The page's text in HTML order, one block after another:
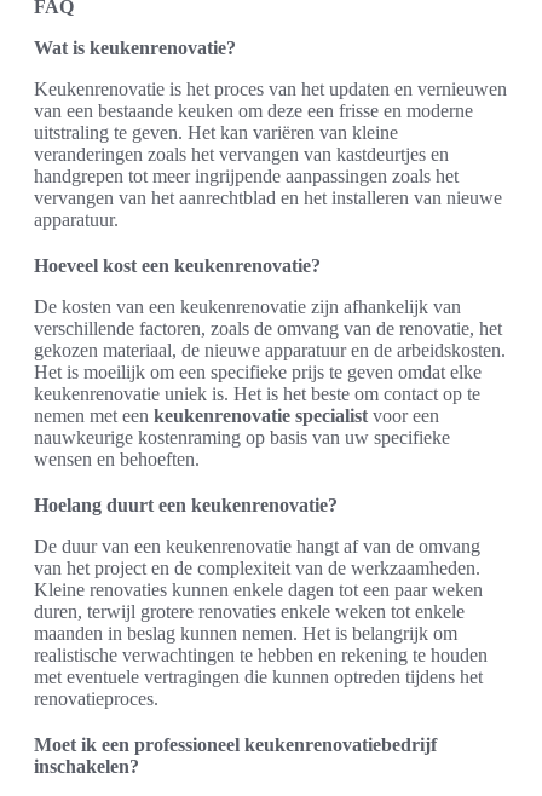
FAQ
Wat is keukenrenovatie?
Keukenrenovatie is het proces van het updaten en vernieuwen
van een bestaande keuken om deze een frisse en moderne
uitstraling te geven. Het kan variëren van kleine
veranderingen zoals het vervangen van kastdeurtjes en
handgrepen tot meer ingrijpende aanpassingen zoals het
vervangen van het aanrechtblad en het installeren van nieuwe
apparatuur.
Hoeveel kost een keukenrenovatie?
De kosten van een keukenrenovatie zijn afhankelijk van
verschillende factoren, zoals de omvang van de renovatie, het
gekozen materiaal, de nieuwe apparatuur en de arbeidskosten.
Het is moeilijk om een specifieke prijs te geven omdat elke
keukenrenovatie uniek is. Het is het beste om contact op te
nemen met een keukenrenovatie specialist voor een
nauwkeurige kostenraming op basis van uw specifieke
wensen en behoeften.
Hoelang duurt een keukenrenovatie?
De duur van een keukenrenovatie hangt af van de omvang
van het project en de complexiteit van de werkzaamheden.
Kleine renovaties kunnen enkele dagen tot een paar weken
duren, terwijl grotere renovaties enkele weken tot enkele
maanden in beslag kunnen nemen. Het is belangrijk om
realistische verwachtingen te hebben en rekening te houden
met eventuele vertragingen die kunnen optreden tijdens het
renovatieproces.
Moet ik een professioneel keukenrenovatiebedrijf
inschakelen?